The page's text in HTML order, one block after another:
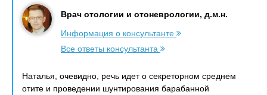
Врач отологии и отоневрологии, д.м.н.
Информация о консультанте
Все ответы консультанта
Наталья, очевидно, речь идет о секреторном среднем
отите и проведении шунтирования барабанной